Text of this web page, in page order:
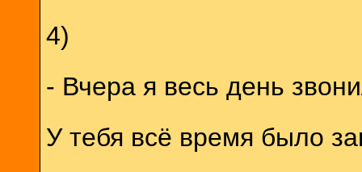
4)
- Вчера я весь день
У тебя всё время было